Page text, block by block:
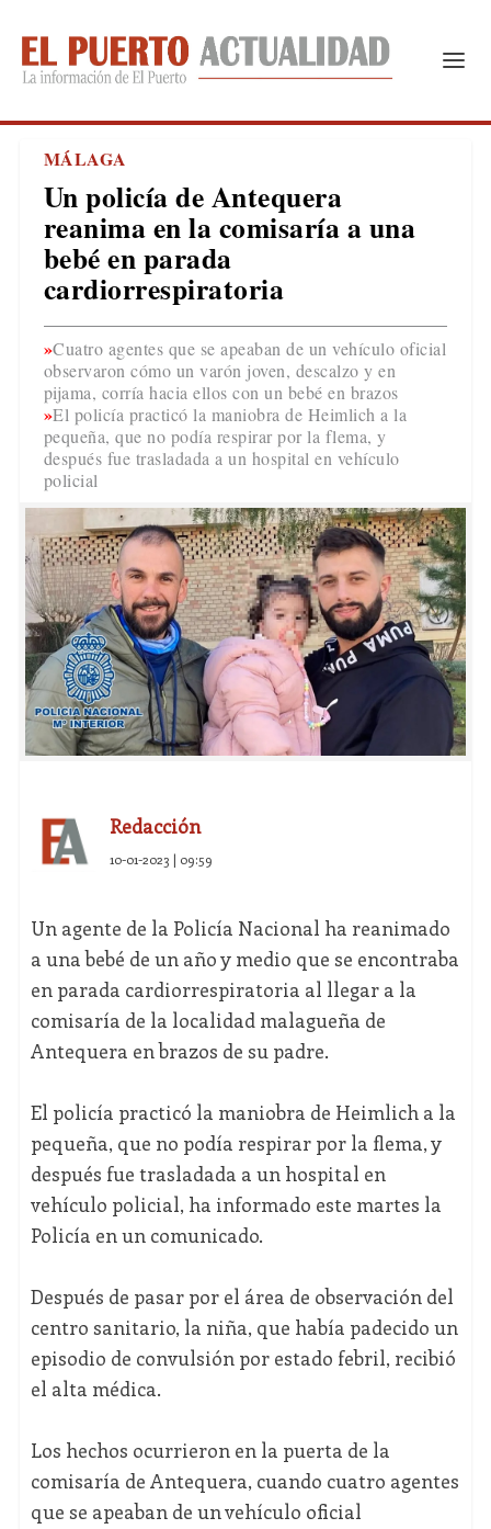
MÁLAGA
Un policía de Antequera
reanima en la comisaría a una
bebé en parada
cardiorrespiratoria
Cuatro agentes que se apeaban de un vehículo oficial
observaron cómo un varón joven, descalzo y en
pijama, corría hacia ellos con un bebé en brazos
El policía practicó la maniobra de Heimlich a la
pequeña, que no podía respirar por la flema, y
después fue trasladada a un hospital en vehículo
policial
Redacción
10-01-2023 | 09:59
Un agente de la Policía Nacional ha reanimado
a una bebé de un año y medio que se encontraba
en parada cardiorrespiratoria al llegar a la
comisaría de la localidad malagueña de
Antequera en brazos de su padre.
El policía practicó la maniobra de Heimlich a la
pequeña, que no podía respirar por la flema, y
después fue trasladada a un hospital en
vehículo policial, ha informado este martes la
Policía en un comunicado.
Después de pasar por el área de observación del
centro sanitario, la niña, que había padecido un
episodio de convulsión por estado febril, recibió
el alta médica.
Los hechos ocurrieron en la puerta de la
comisaría de Antequera, cuando cuatro agentes
que se apeaban de un vehículo oficial